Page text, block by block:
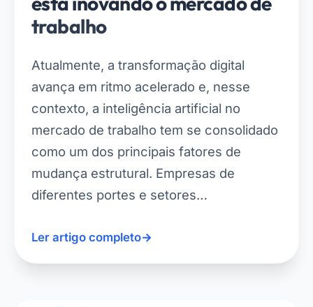
trabalho
Atualmente, a transformação digital
avança em ritmo acelerado e, nesse
contexto, a inteligência artificial no
mercado de trabalho tem se consolidado
como um dos principais fatores de
mudança estrutural. Empresas de
diferentes portes e setores…
Ler artigo completo→